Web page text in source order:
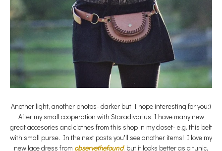
Another light, another photos- darker but I hope interesting for you:)
After my small cooperation with Staradivarius I have many new
great accesories and clothes from this shop in my closet- e.g. this belt
with small purse. In the next posts you'll see another items! I love my
new lace dress from observethefound, but it looks better as a tunic,